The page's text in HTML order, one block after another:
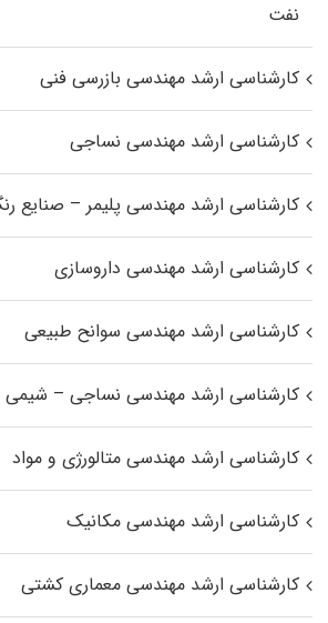
نفت
کارشناسی ارشد مهندسی بازرسی فنی
کارشناسی ارشد مهندسی نساجی
کارشناسی ارشد مهندسی پلیمر – صنایع
کارشناسی ارشد مهندسی داروسازی
کارشناسی ارشد مهندسی سوانح طبیعی
کارشناسی ارشد مهندسی نساجی – شیمی
کارشناسی ارشد مهندسی متالورژی و مواد
کارشناسی ارشد مهندسی مکانیک
کارشناسی ارشد مهندسی معماری کشتی